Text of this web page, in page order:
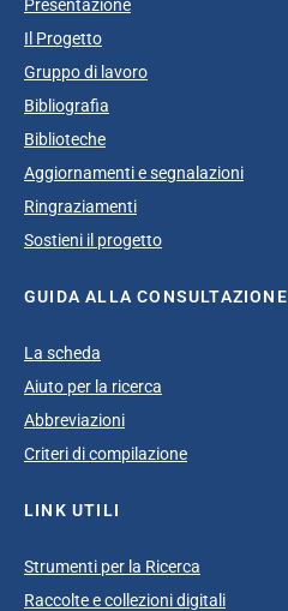
Presentazione
Il Progetto
Gruppo di lavoro
Bibliografia
Biblioteche
Aggiornamenti e segnalazioni
Ringraziamenti
Sostieni il progetto
GUIDA ALLA CONSULTAZIONE
La scheda
Aiuto per la ricerca
Abbreviazioni
Criteri di compilazione
LINK UTILI
Strumenti per la Ricerca
Raccolte e collezioni digitali